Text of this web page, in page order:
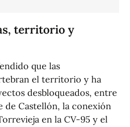
territorio y
que las
el territorio y ha
desbloqueados, entre
de Castellón, la conexión
en la CV-95 y el